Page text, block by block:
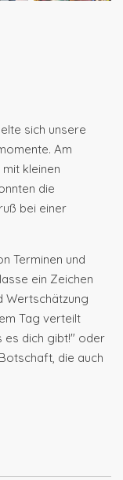
sich unsere
Am
kleinen
die
bei einer
Terminen und
ein Zeichen
Wertschätzung
Tag verteilt
es dich gibt!" oder
die auch